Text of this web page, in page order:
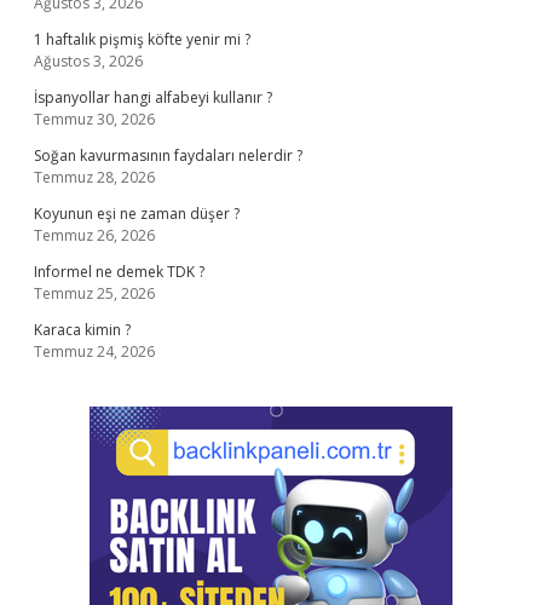
1 haftalık pişmiş köfte yenir mi ?
Ağustos 3, 2026
İspanyollar hangi alfabeyi kullanır ?
Temmuz 30, 2026
Soğan kavurmasının faydaları nelerdir ?
Temmuz 28, 2026
Koyunun eşi ne zaman düşer ?
Temmuz 26, 2026
Informel ne demek TDK ?
Temmuz 25, 2026
Karaca kimin ?
Temmuz 24, 2026